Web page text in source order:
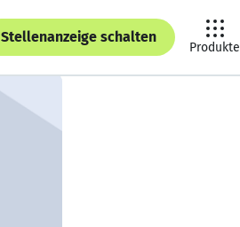
Stellenanzeige schalten
Produkte